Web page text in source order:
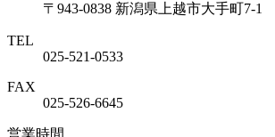
〒943-0838 新潟県上越市大手町7-1
TEL
025-521-0533
FAX
025-526-6645